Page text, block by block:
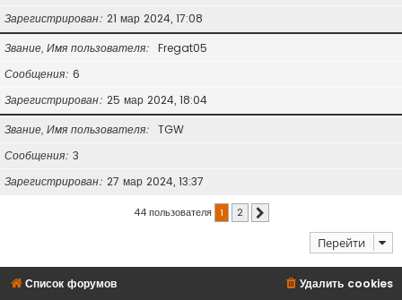
Зарегистрирован 21 мар 2024, 17:08
Звание, Имя пользователя
Fregat05
Сообщения 6
Зарегистрирован 25 мар 2024, 18:04
Звание, Имя пользователя
TGW
Сообщения 3
Зарегистрирован 27 мар 2024, 13:37
44 пользователя 1 2
Перейти
Список форумов Удалить cookies